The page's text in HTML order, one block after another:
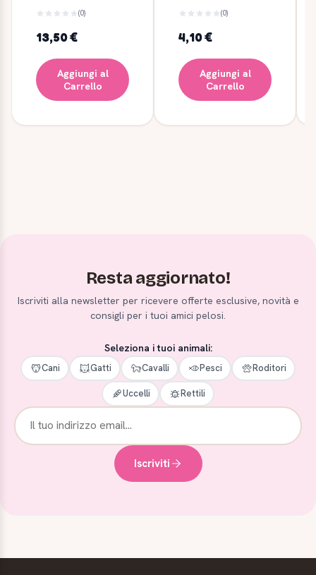
(0)
13,50 €
Aggiungi al
Carrello
Farmina (0)
4,10 €
Aggiungi al
Carrello
Resta aggiornato!
Iscriviti alla newsletter per ricevere offerte esclusive, novità e
consigli per i tuoi amici pelosi.
Seleziona i tuoi animali:
Cani Gatti Cavalli Pesci Roditori
Uccelli Rettili
Iscriviti